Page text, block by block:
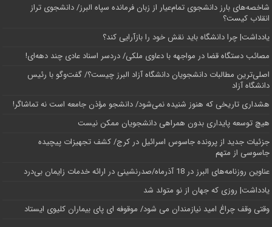
شاخصه‌های بارز دانشجوی تمام‌عیار از زبان فرمانده سپاه البرز/ دانشجوی تراز
انقلاب کیست؟
یادداشت| چرا دانشگاه باید نقش خود را بازآرایی کند؟
مصائب دستگاه قضا در مواجهه با دعاوی ملکی/ دردسر اسناد عادی چند‌ دهه‌ای!
اصلی‌ترین مطالبات دانشجویان دانشگاه آزاد البرز چیست؟/ گفت‌وگو با رئیس
دانشگاه آز‌اد
هشداری تاریخی که هنوز شنیده نمی‌شود/ دانشجو مؤذن جامعه است نه تماشاگر!
هیچ توسعه پایداری بدون همراهی دانشجویان ممکن نیست
جزئیات جدید از پرونده جاسوس اسرائیل در کرج/‌ کشف تجهیزات پیچیده
جاسوسی از متهم
عناوین روزنامه‌های البرز در ‌18 آذرماه/صدرنشینی در ارائه خدمات زایمان بی‌درد
یادداشت| روزی که جهان از نو متولد شد
وقتی وقف چراغ امید نیازمندان می شود/ موقوفه ای پای بیماران کلیوی ایستاد